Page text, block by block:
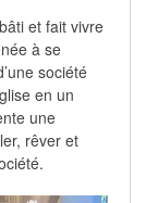
et fait vivre
à se
société
en un
une
rêver et